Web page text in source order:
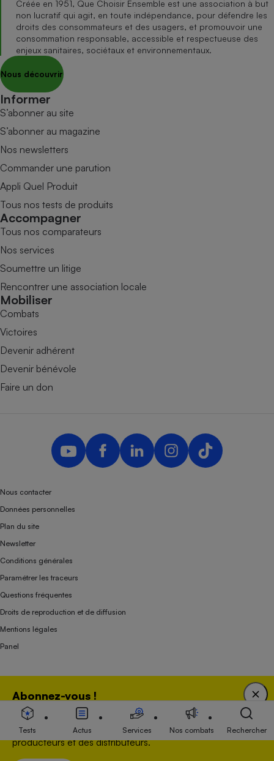
Abonnez-vous !
Bénéficiez d'une expertise unique tout en soutenant
une association 100 % indépendante de l'Etat, des
producteurs et des distributeurs.
Créée en 1951, Que Choisir Ensemble est une association à but
non lucratif qui agit, en toute indépendance, pour défendre les
droits des consommateurs et des usagers, et promouvoir une
consommation responsable, accessible et respectueuse des
enjeux sanitaires, sociétaux et environnementaux.
Nous découvrir
Informer
S’abonner au site
S’abonner au magazine
Nos newsletters
Commander une parution
Appli Quel Produit
Tous nos tests de produits
Accompagner
Tous nos comparateurs
Nos services
Soumettre un litige
Rencontrer une association locale
Mobiliser
Combats
Victoires
Devenir adhérent
Devenir bénévole
Faire un don
Nous contacter
Données personnelles
Plan du site
Newsletter
Conditions générales
Paramétrer les traceurs
Questions fréquentes
Droits de reproduction et de diffusion
Mentions légales
Panel
Association indépendante de l’État, des syndicats, des producteurs et des
distributeurs depuis 1951.
Tests Actus Services Nos combats Rechercher